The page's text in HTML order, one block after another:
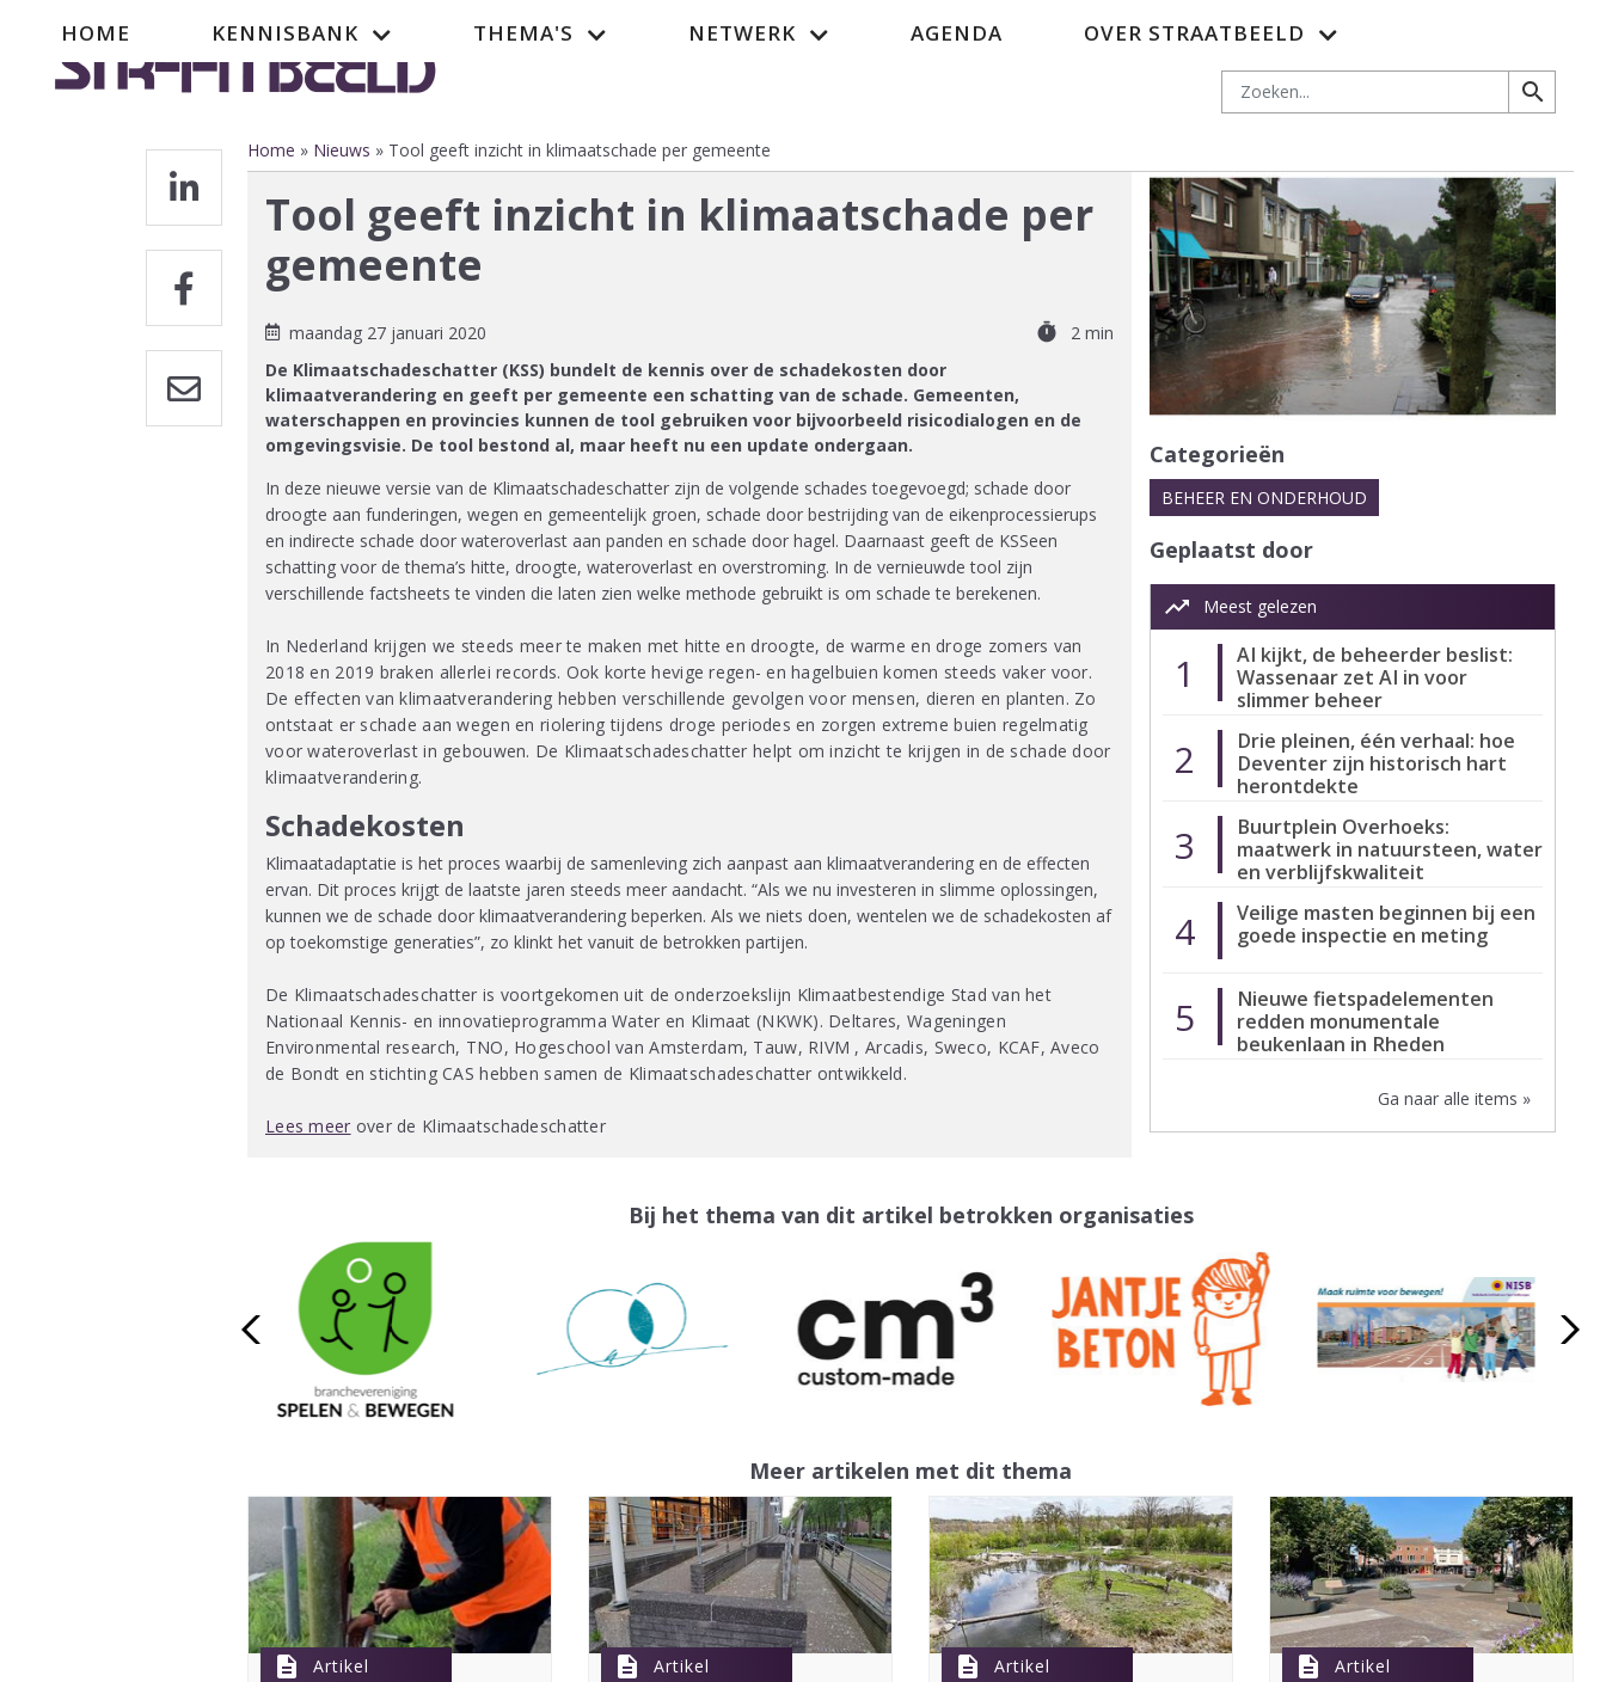
Zoeken
search
Hoofdnavigatie
HOME KENNISBANK THEMA'S NETWERK AGENDA OVER STRAATBEELD
Kruimelpad
Home Nieuws Tool geeft inzicht in klimaatschade per gemeente
Tool geeft inzicht in klimaatschade per
gemeente
maandag 27 januari 2020 timer
2 min
De Klimaatschadeschatter (KSS) bundelt de kennis over de schadekosten door
klimaatverandering en geeft per gemeente een schatting van de schade. Gemeenten,
waterschappen en provincies kunnen de tool gebruiken voor bijvoorbeeld risicodialogen en de
omgevingsvisie. De tool bestond al, maar heeft nu een update ondergaan.
In deze nieuwe versie van de Klimaatschadeschatter zijn de volgende schades toegevoegd; schade door
droogte aan funderingen, wegen en gemeentelijk groen, schade door bestrijding van de eikenprocessierups
en indirecte schade door wateroverlast aan panden en schade door hagel. Daarnaast geeft de KSSeen
schatting voor de thema’s hitte, droogte, wateroverlast en overstroming. In de vernieuwde tool zijn
verschillende factsheets te vinden die laten zien welke methode gebruikt is om schade te berekenen.
In Nederland krijgen we steeds meer te maken met hitte en droogte, de warme en droge zomers van
2018 en 2019 braken allerlei records. Ook korte hevige regen- en hagelbuien komen steeds vaker voor.
De effecten van klimaatverandering hebben verschillende gevolgen voor mensen, dieren en planten. Zo
ontstaat er schade aan wegen en riolering tijdens droge periodes en zorgen extreme buien regelmatig
voor wateroverlast in gebouwen. De Klimaatschadeschatter helpt om inzicht te krijgen in de schade door
klimaatverandering.
Schadekosten
Klimaatadaptatie is het proces waarbij de samenleving zich aanpast aan klimaatverandering en de effecten
ervan. Dit proces krijgt de laatste jaren steeds meer aandacht. “Als we nu investeren in slimme oplossingen,
kunnen we de schade door klimaatverandering beperken. Als we niets doen, wentelen we de schadekosten af
op toekomstige generaties”, zo klinkt het vanuit de betrokken partijen.
De Klimaatschadeschatter is voortgekomen uit de onderzoekslijn Klimaatbestendige Stad van het
Nationaal Kennis- en innovatieprogramma Water en Klimaat (NKWK). Deltares, Wageningen
Environmental research, TNO, Hogeschool van Amsterdam, Tauw, RIVM , Arcadis, Sweco, KCAF, Aveco
de Bondt en stichting CAS hebben samen de Klimaatschadeschatter ontwikkeld.
Lees meer over de Klimaatschadeschatter
Categorieën
BEHEER EN ONDERHOUD
Geplaatst door
trending_up
Meest gelezen
1
AI kijkt, de beheerder beslist:
Wassenaar zet AI in voor
slimmer beheer
2
Drie pleinen, één verhaal: hoe
Deventer zijn historisch hart
herontdekte
3
Buurtplein Overhoeks:
maatwerk in natuursteen, water
en verblijfskwaliteit
4
Veilige masten beginnen bij een
goede inspectie en meting
5
Nieuwe fietspadelementen
redden monumentale
beukenlaan in Rheden
Ga naar alle items »
Bij het thema van dit artikel betrokken organisaties
Meer artikelen met dit thema
description Artikel description Artikel description Artikel description Artikel